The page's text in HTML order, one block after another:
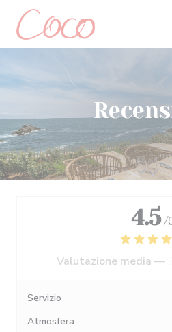
Personalizzazione delle tue scelte
4.5 /
Valutazione media —
Servizio
Atmosfera